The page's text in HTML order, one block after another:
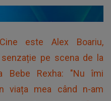
Cine este Alex Boariu,
pe scena de la
Bebe Rexha: "Nu îmi
viața mea când n-am